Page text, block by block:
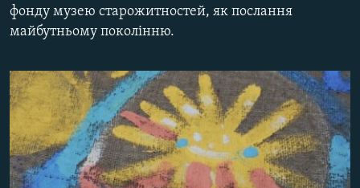
ВІДЕОУРОКИ «ELIFBE»
УКРАЇНСЬКА ПРОБЛЕМА КРИМУ
ІНФОГРАФІКА
Русский
ДОЛУЧАЙСЯ!
Усі сайти RFE/RL
фонду музею старожитностей, як послання
майбутньому поколінню.